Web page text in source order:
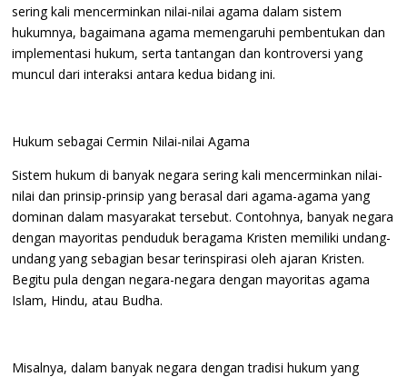
sering kali mencerminkan nilai-nilai agama dalam sistem
hukumnya, bagaimana agama memengaruhi pembentukan dan
implementasi hukum, serta tantangan dan kontroversi yang
muncul dari interaksi antara kedua bidang ini.
Hukum sebagai Cermin Nilai-nilai Agama
Sistem hukum di banyak negara sering kali mencerminkan nilai-
nilai dan prinsip-prinsip yang berasal dari agama-agama yang
dominan dalam masyarakat tersebut. Contohnya, banyak negara
dengan mayoritas penduduk beragama Kristen memiliki undang-
undang yang sebagian besar terinspirasi oleh ajaran Kristen.
Begitu pula dengan negara-negara dengan mayoritas agama
Islam, Hindu, atau Budha.
Misalnya, dalam banyak negara dengan tradisi hukum yang